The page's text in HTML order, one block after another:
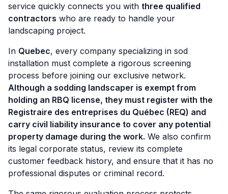
service quickly connects you with three qualified
contractors who are ready to handle your
landscaping project.
In Quebec, every company specializing in sod
installation must complete a rigorous screening
process before joining our exclusive network.
Although a sodding landscaper is exempt from
holding an RBQ license, they must register with the
Registraire des entreprises du Québec (REQ) and
carry civil liability insurance to cover any potential
property damage during the work. We also confirm
its legal corporate status, review its complete
customer feedback history, and ensure that it has no
professional disputes or criminal record.